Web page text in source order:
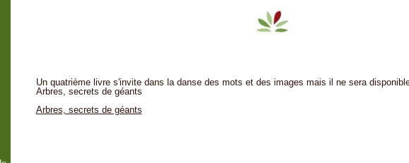
Un quatrième livre s'invite dans la danse des mots et des images mais il ne sera
Arbres, secrets de géants
Arbres, secrets de géants